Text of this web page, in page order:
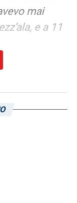
mai
e a 11